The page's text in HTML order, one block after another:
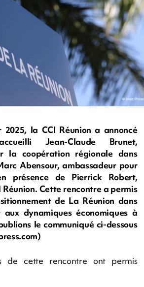
la CCI Réunion a annoncé
Jean-Claude Brunet,
la coopération régionale dans
Abensour, ambassadeur pour
présence de Pierrick Robert,
Réunion. Cette rencontre a permis
de La Réunion dans
aux dynamiques économiques à
le communiqué ci-dessous
de cette rencontre ont permis